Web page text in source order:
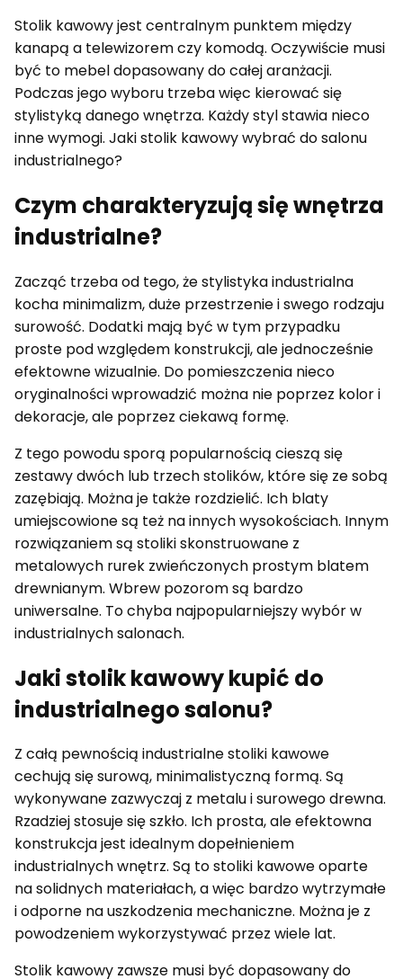
Stolik kawowy jest centralnym punktem między
kanapą a telewizorem czy komodą. Oczywiście musi
być to mebel dopasowany do całej aranżacji.
Podczas jego wyboru trzeba więc kierować się
stylistyką danego wnętrza. Każdy styl stawia nieco
inne wymogi. Jaki stolik kawowy wybrać do salonu
industrialnego?
Czym charakteryzują się wnętrza
industrialne?
Zacząć trzeba od tego, że stylistyka industrialna
kocha minimalizm, duże przestrzenie i swego rodzaju
surowość. Dodatki mają być w tym przypadku
proste pod względem konstrukcji, ale jednocześnie
efektowne wizualnie. Do pomieszczenia nieco
oryginalności wprowadzić można nie poprzez kolor i
dekoracje, ale poprzez ciekawą formę.
Z tego powodu sporą popularnością cieszą się
zestawy dwóch lub trzech stolików, które się ze sobą
zazębiają. Można je także rozdzielić. Ich blaty
umiejscowione są też na innych wysokościach. Innym
rozwiązaniem są stoliki skonstruowane z
metalowych rurek zwieńczonych prostym blatem
drewnianym. Wbrew pozorom są bardzo
uniwersalne. To chyba najpopularniejszy wybór w
industrialnych salonach.
Jaki stolik kawowy kupić do
industrialnego salonu?
Z całą pewnością industrialne stoliki kawowe
cechują się surową, minimalistyczną formą. Są
wykonywane zazwyczaj z metalu i surowego drewna.
Rzadziej stosuje się szkło. Ich prosta, ale efektowna
konstrukcja jest idealnym dopełnieniem
industrialnych wnętrz. Są to stoliki kawowe oparte
na solidnych materiałach, a więc bardzo wytrzymałe
i odporne na uszkodzenia mechaniczne. Można je z
powodzeniem wykorzystywać przez wiele lat.
Stolik kawowy zawsze musi być dopasowany do